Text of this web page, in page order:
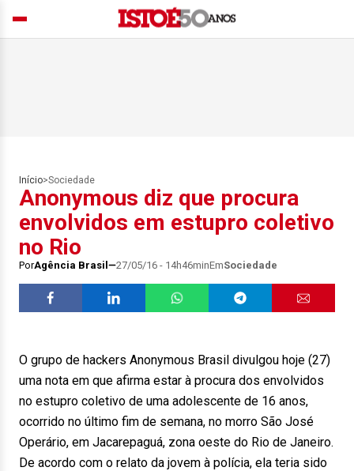
Início>Sociedade
Anonymous diz que procura
envolvidos em estupro coletivo
no Rio
PorAgência Brasil 27/05/16 - 14h46minEmSociedade
O grupo de hackers Anonymous Brasil divulgou hoje (27)
uma nota em que afirma estar à procura dos envolvidos
no estupro coletivo de uma adolescente de 16 anos,
ocorrido no último fim de semana, no morro São José
Operário, em Jacarepaguá, zona oeste do Rio de Janeiro.
De acordo com o relato da jovem à polícia, ela teria sido